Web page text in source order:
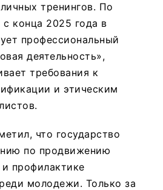
тренингов. По
конца 2025 года в
профессиональный
деятельность»,
требования к
и этическим
что государство
по продвижению
профилактике
молодежи. Только за